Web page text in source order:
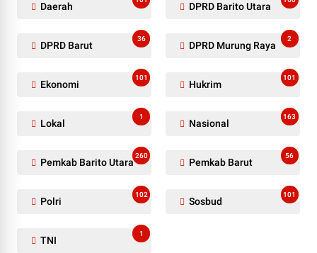
Daerah DPRD Barito Utara
DPRD Barut
36
DPRD Murung Raya
2
Ekonomi
101
Hukrim
101
Lokal
1
Nasional
163
Pemkab Barito Utara
260
Pemkab Barut
56
Polri
102
Sosbud
101
TNI
1